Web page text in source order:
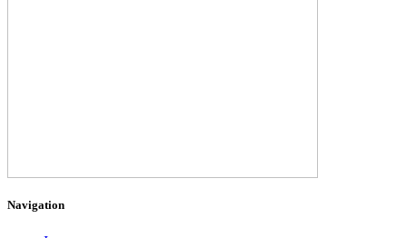
Navigation